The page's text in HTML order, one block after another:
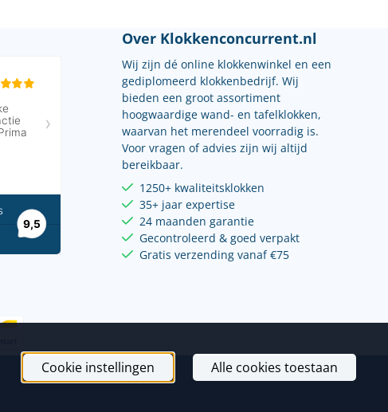
Over Klokkenconcurrent.nl
Wij zijn dé online klokkenwinkel en een
gediplomeerd klokkenbedrijf. Wij
bieden een groot assortiment
hoogwaardige wand- en tafelklokken,
waarvan het merendeel voorradig is.
Voor vragen of advies zijn wij altijd
bereikbaar.
1250+ kwaliteitsklokken
35+ jaar expertise
24 maanden garantie
Gecontroleerd & goed verpakt
Gratis verzending vanaf €75
Cookie instellingen Alle cookies toestaan